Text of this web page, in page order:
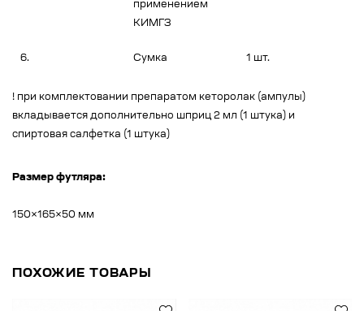
применением
КИМГЗ
6. Сумка 1 шт.
! при комплектовании препаратом кеторолак (ампулы)
вкладывается дополнительно шприц 2 мл (1 штука) и
спиртовая салфетка (1 штука)
Размер футляра:
150×165×50 мм
ПОХОЖИЕ ТОВАРЫ